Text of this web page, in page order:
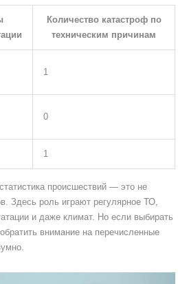
Количество катастроф по
техническим причинам
1
0
1
происшествий — это не
Здесь роль играют регулярное ТО,
и даже климат. Но если выбирать
, обратить внимание на перечисленные